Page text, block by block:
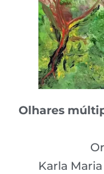
Olhares
Karla